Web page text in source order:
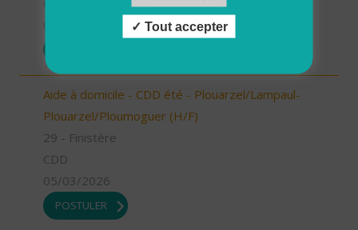
Aide à domicile - CDD été - Plouarzel/Lampaul-
Plouarzel/Ploumoguer (H/F)
29 - Finistère
CDD
05/03/2026
POSTULER
Tout accepter